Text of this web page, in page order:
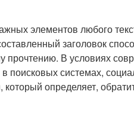
элементов любого
заголовок
прочтению. В условиях
поисковых системах,
определяет,